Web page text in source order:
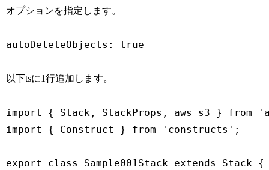
オプションを指定します。
autoDeleteObjects: true
以下tsに1行追加します。
import { Stack, StackProps, aws_s3 } from
import { Construct } from 'constructs';
export class Sample001Stack extends Stack {